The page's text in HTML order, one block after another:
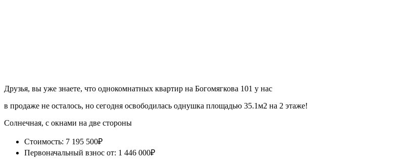
Друзья, вы уже знаете, что однокомнатных квартир на Богомягкова 101 у нас
в продаже не осталось, но сегодня освободилась однушка площадью 35.1м2 на 2 этаже!
Солнечная, с окнами на две стороны
Стоимость: 7 195 500₽
Первоначальный взнос от: 1 446 000₽